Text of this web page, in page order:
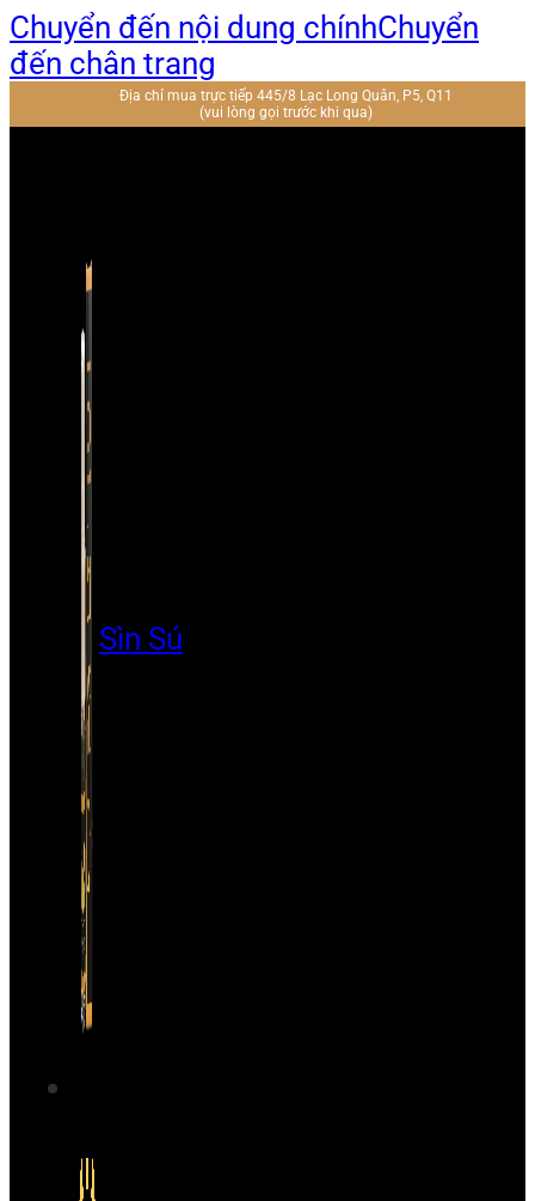
Chuyển đến nội dung chínhChuyển
đến chân trang
Địa chỉ mua trực tiếp 445/8 Lạc Long Quân, P5, Q11
(vui lòng gọi trước khi qua)
Sìn Sú